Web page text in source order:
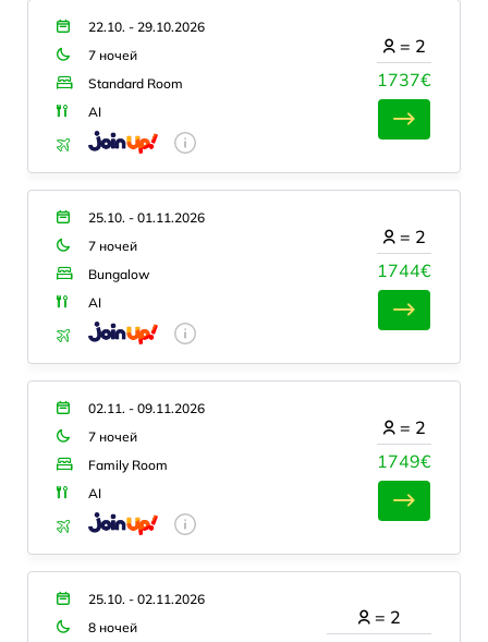
22.10. - 29.10.2026
7 ночей
Standard Room
AI
1737€
= 2
25.10. - 01.11.2026
7 ночей
Bungalow
AI
1744€
= 2
02.11. - 09.11.2026
7 ночей
Family Room
AI
1749€
= 2
25.10. - 02.11.2026
8 ночей
= 2